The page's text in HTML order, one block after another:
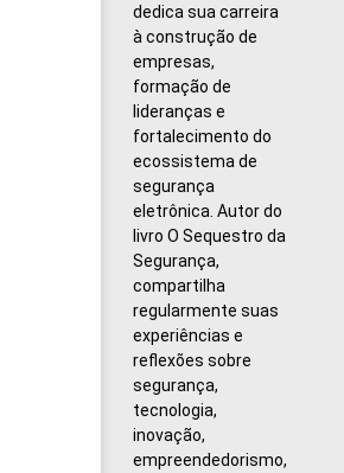
dedica sua carreira
à construção de
empresas,
formação de
lideranças e
fortalecimento do
ecossistema de
segurança
eletrônica. Autor do
livro O Sequestro da
Segurança,
compartilha
regularmente suas
experiências e
reflexões sobre
segurança,
tecnologia,
inovação,
empreendedorismo,